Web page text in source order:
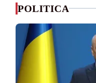
POLITICA